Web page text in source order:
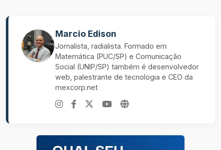
Marcio Edison
Jornalista, radialista. Formado em
Matemática (PUC/SP) e Comunicação
Social (UNIP/SP) também é desenvolvedor
web, palestrante de tecnologia e CEO da
mexcorp.net